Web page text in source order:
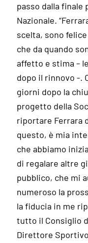
passo dalla finale
Nazionale.
scelta, sono
che da quando
affetto e stima –
dopo il rinnovo -.
giorni dopo la
progetto della
riportare Ferrara
questo, è mia
che abbiamo
di regalare altre
pubblico, che mi
numeroso la
la fiducia in me
tutto il Consiglio
Direttore